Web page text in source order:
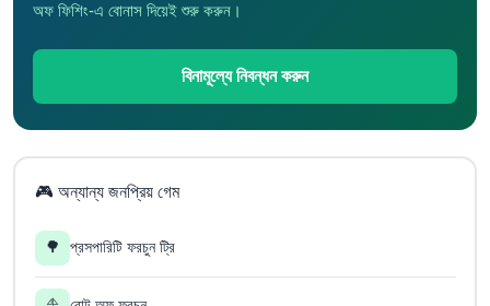
অফ ফিশিং-এ বোনাস দিয়েই শুরু করুন।
বিনামূল্যে নিবন্ধন করুন
🎮 অন্যান্য জনপ্রিয় গেম
🌳 প্রসপারিটি ফরচুন ট্রি